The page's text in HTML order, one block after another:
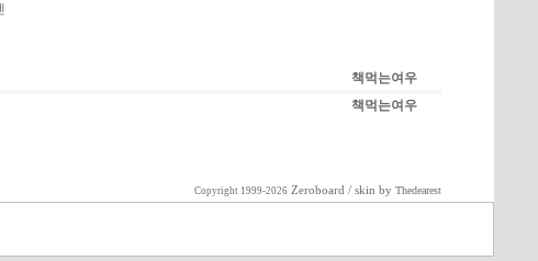
책먹는여우
책먹는여우
Copyright 1999-2026 Zeroboard / skin by Thedearest